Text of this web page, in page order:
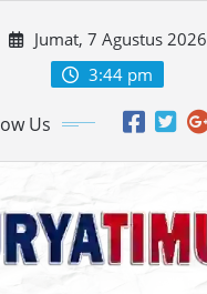
Jumat, 7 Agustus 2026
3:44 pm
Us